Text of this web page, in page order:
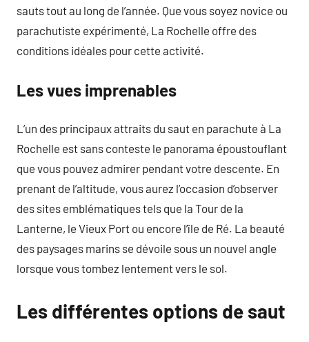
sauts tout au long de l’année. Que vous soyez novice ou
parachutiste expérimenté, La Rochelle offre des
conditions idéales pour cette activité.
Les vues imprenables
L’un des principaux attraits du saut en parachute à La
Rochelle est sans conteste le panorama époustouflant
que vous pouvez admirer pendant votre descente. En
prenant de l’altitude, vous aurez l’occasion d’observer
des sites emblématiques tels que la Tour de la
Lanterne, le Vieux Port ou encore l’île de Ré. La beauté
des paysages marins se dévoile sous un nouvel angle
lorsque vous tombez lentement vers le sol.
Les différentes options de saut